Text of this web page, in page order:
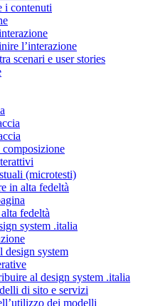
i contenuti
l’interazione
scenari e user stories
(microtesti)
in alta fedeltà
fedeltà
system .italia
design system
al design system .italia
di sito e servizi
dei modelli